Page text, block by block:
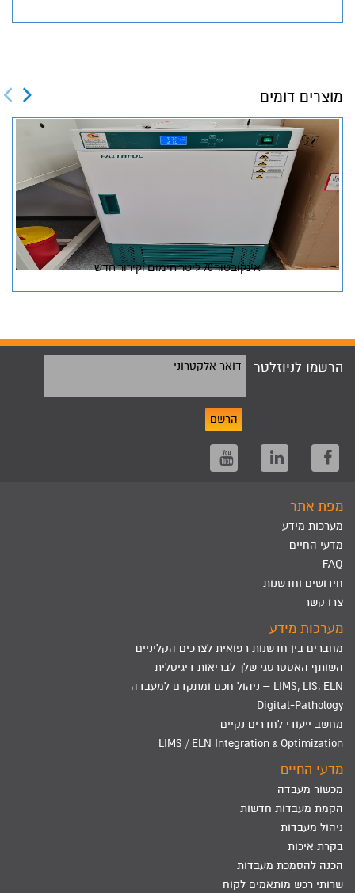
מוצרים דומים
אינקובטור 70 ליטר חימום וקירור חדש
הרשמו לניוזלטר דואר אלקטרוני
הרשם
מפת אתר
מערכות מידע
מדעי החיים
FAQ
חידושים וחדשנות
צרו קשר
מערכות מידע
מחברים בין חדשנות רפואית לצרכים הקליניים
השותף האסטרטגי שלך לבריאות דיגיטלית
LIMS, LIS, ELN – ניהול חכם ומתקדם למעבדה
Digital-Pathology
מחשב ייעודי לחדרים נקיים
LIMS / ELN Integration & Optimization
מדעי החיים
מכשור מעבדה
הקמת מעבדות חדשות
ניהול מעבדות
בקרת איכות
הכנה להסמכת מעבדות
שרותי רכש מותאמים לקוח